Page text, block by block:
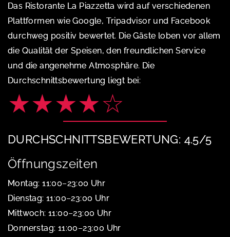
Das Ristorante La Piazzetta wird auf verschiedenen
Plattformen wie Google, Tripadvisor und Facebook
durchweg positiv bewertet. Die Gäste loben vor allem
die Qualität der Speisen, den freundlichen Service
und die angenehme Atmosphäre. Die
Durchschnittsbewertung liegt bei:
★★★★☆
DURCHSCHNITTSBEWERTUNG: 4.5/5
Öffnungszeiten
Montag: 11:00–23:00 Uhr
Dienstag: 11:00–23:00 Uhr
Mittwoch: 11:00–23:00 Uhr
Donnerstag: 11:00–23:00 Uhr